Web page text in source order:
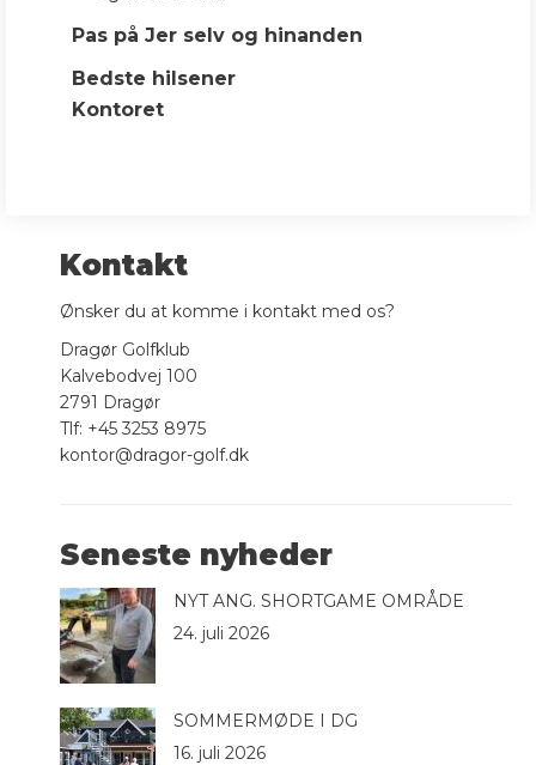
Pas på Jer selv og hinanden
Bedste hilsener
Kontoret
Kontakt
Ønsker du at komme i kontakt med os?
Dragør Golfklub
Kalvebodvej 100
2791 Dragør
Tlf: +45 3253 8975
kontor@dragor-golf.dk
Seneste nyheder
NYT ANG. SHORTGAME OMRÅDE
24. juli 2026
SOMMERMØDE I DG
16. juli 2026